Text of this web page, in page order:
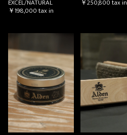
EXCEL/NATURAL
￥198,000tax in
￥250,800tax in